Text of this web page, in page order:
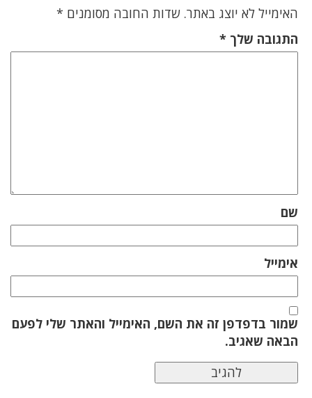
האימייל לא יוצג באתר. שדות החובה מסומנים *
התגובה שלך *
שם
אימייל
שמור בדפדפן זה את השם, האימייל והאתר שלי לפעם
הבאה שאגיב.